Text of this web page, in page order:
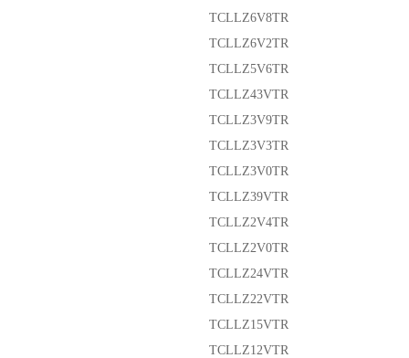
TCLLZ6V8TR
TCLLZ6V2TR
TCLLZ5V6TR
TCLLZ43VTR
TCLLZ3V9TR
TCLLZ3V3TR
TCLLZ3V0TR
TCLLZ39VTR
TCLLZ2V4TR
TCLLZ2V0TR
TCLLZ24VTR
TCLLZ22VTR
TCLLZ15VTR
TCLLZ12VTR